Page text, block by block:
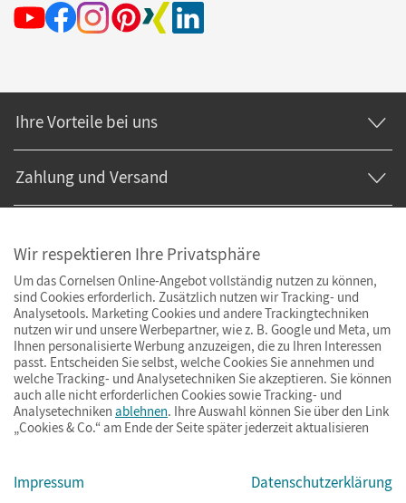
Ihre Vorteile bei uns
Zahlung und Versand
© Cornelsen Verlag 2026
ImpressumAGBDatenschutzBarrierefreiheitCookies & Co.
Wir respektieren Ihre Privatsphäre
Um das Cornelsen Online-Angebot vollständig nutzen zu können,
sind Cookies erforderlich. Zusätzlich nutzen wir Tracking- und
Analysetools. Marketing Cookies und andere Trackingtechniken
nutzen wir und unsere Werbepartner, wie z. B. Google und Meta, um
Ihnen personalisierte Werbung anzuzeigen, die zu Ihren Interessen
passt. Entscheiden Sie selbst, welche Cookies Sie annehmen und
welche Tracking- und Analysetechniken Sie akzeptieren. Sie können
auch alle nicht erforderlichen Cookies sowie Tracking- und
Analysetechniken ablehnen. Ihre Auswahl können Sie über den Link
„Cookies & Co.“ am Ende der Seite später jederzeit aktualisieren
Impressum Datenschutzerklärung